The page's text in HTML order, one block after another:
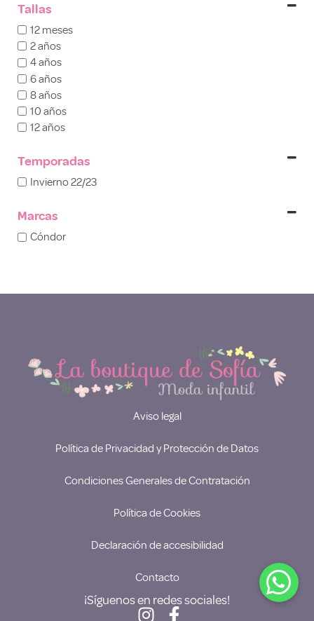
Tallas
12 meses
2 años
4 años
6 años
8 años
10 años
12 años
Temporadas
Invierno 22/23
Marcas
Cóndor
Aviso legal
Política de Privacidad y Protección de Datos
Condiciones Generales de Contratación
Política de Cookies
Declaración de accesibilidad
Contacto
¡Síguenos en redes sociales!